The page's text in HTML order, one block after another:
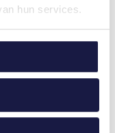
hun services.
en
je 'dedicated'
'Key